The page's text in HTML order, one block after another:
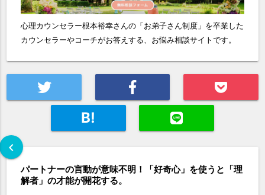
心理カウンセラー根本裕幸さんの「お弟子さん制度」を卒業した
カウンセラーやコーチがお答えする、お悩み相談サイトです。
B!
chevron_left
パートナーの言動が意味不明！「好奇心」を使うと「理
解者」の才能が開花する。